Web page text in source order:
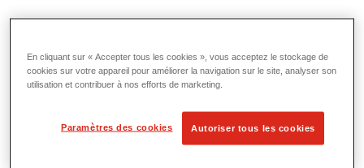
View All Outils utilitaires et d'électricien
En cliquant sur « Accepter tous les cookies », vous acceptez le stockage de
cookies sur votre appareil pour améliorer la navigation sur le site, analyser son
utilisation et contribuer à nos efforts de marketing.
Paramètres des cookies Autoriser tous les cookies